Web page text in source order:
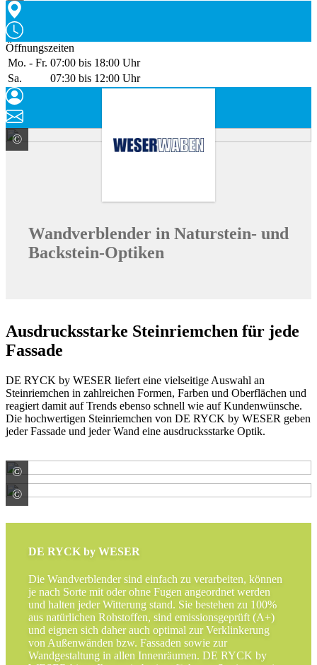
Öffnungszeiten
Mo. - Fr. 07:00 bis 18:00 Uhr
Sa.
07:30 bis 12:00 Uhr
© WESER Bauelemente-Werk GmbH WESERWABEN
Wandverblender in Naturstein- und
Backstein-Optiken
Ausdrucksstarke Steinriemchen für jede
Fassade
DE RYCK by WESER liefert eine vielseitige Auswahl an
Steinriemchen in zahlreichen Formen, Farben und Oberflächen und
reagiert damit auf Trends ebenso schnell wie auf Kundenwünsche.
Die hochwertigen Steinriemchen von DE RYCK by WESER geben
jeder Fassade und jeder Wand eine ausdrucksstarke Optik.
© WESER Bauelemente-Werk GmbH WESERWABEN
© WESER Bauelemente-Werk GmbH WESERWABEN
DE RYCK by WESER
Die Wandverblender sind einfach zu verarbeiten, können
je nach Sorte mit oder ohne Fugen angeordnet werden
und halten jeder Witterung stand. Sie bestehen zu 100%
aus natürlichen Rohstoffen, sind emissionsgeprüft (A+)
und eignen sich daher auch optimal zur Verklinkerung
von Außenwänden bzw. Fassaden sowie zur
Wandgestaltung in allen Innenräumen. DE RYCK by